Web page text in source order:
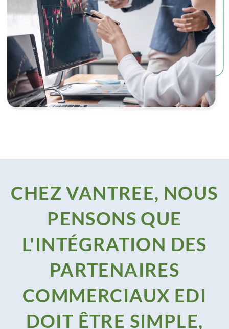
CHEZ VANTREE, NOUS
PENSONS QUE
L'INTÉGRATION DES
PARTENAIRES
COMMERCIAUX EDI
DOIT ÊTRE SIMPLE,